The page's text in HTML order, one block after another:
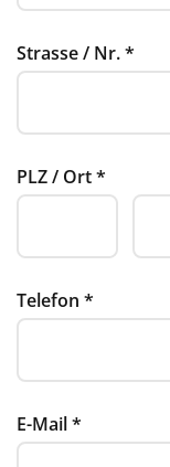
Strasse / Nr.*
PLZ / Ort*
Telefon *
E-Mail*